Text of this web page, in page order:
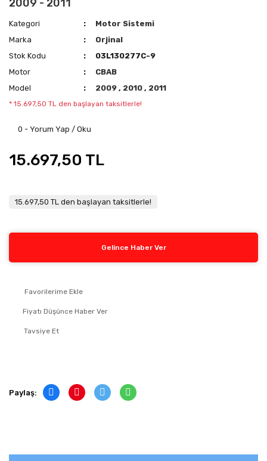
2009 - 2011
Kategori
Motor Sistemi
Marka
Orjinal
Stok Kodu
03L130277C-9
Motor
CBAB
Model
2009, 2010, 2011
* 15.697,50 TL den başlayan taksitlerle!
0 - Yorum Yap / Oku
15.697,50 TL
15.697,50 TL den başlayan taksitlerle!
Gelince Haber Ver
Fiyatı Düşünce Haber Ver
Tavsiye Et
Paylaş: